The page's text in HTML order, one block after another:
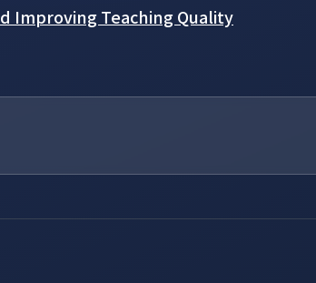
Improving Teaching Quality